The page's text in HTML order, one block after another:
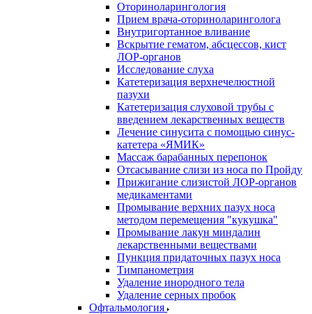
Оториноларингология
Прием врача-оториноларинголога
Внутригортанное вливание
Вскрытие гематом, абсцессов, кист
ЛОР-органов
Исследование слуха
Катетеризация верхнечелюстной
пазухи
Катетеризация слуховой трубы с
введением лекарственных веществ
Лечение синусита с помощью синус-
катетера «ЯМИК»
Массаж барабанных перепонок
Отсасывание слизи из носа по Пройду
Прижигание слизистой ЛОР-органов
медикаментами
Промывание верхних пазух носа
методом перемещения "кукушка"
Промывание лакун миндалин
лекарственными веществами
Пункция придаточных пазух носа
Тимпанометрия
Удаление инородного тела
Удаление серных пробок
Офтальмология